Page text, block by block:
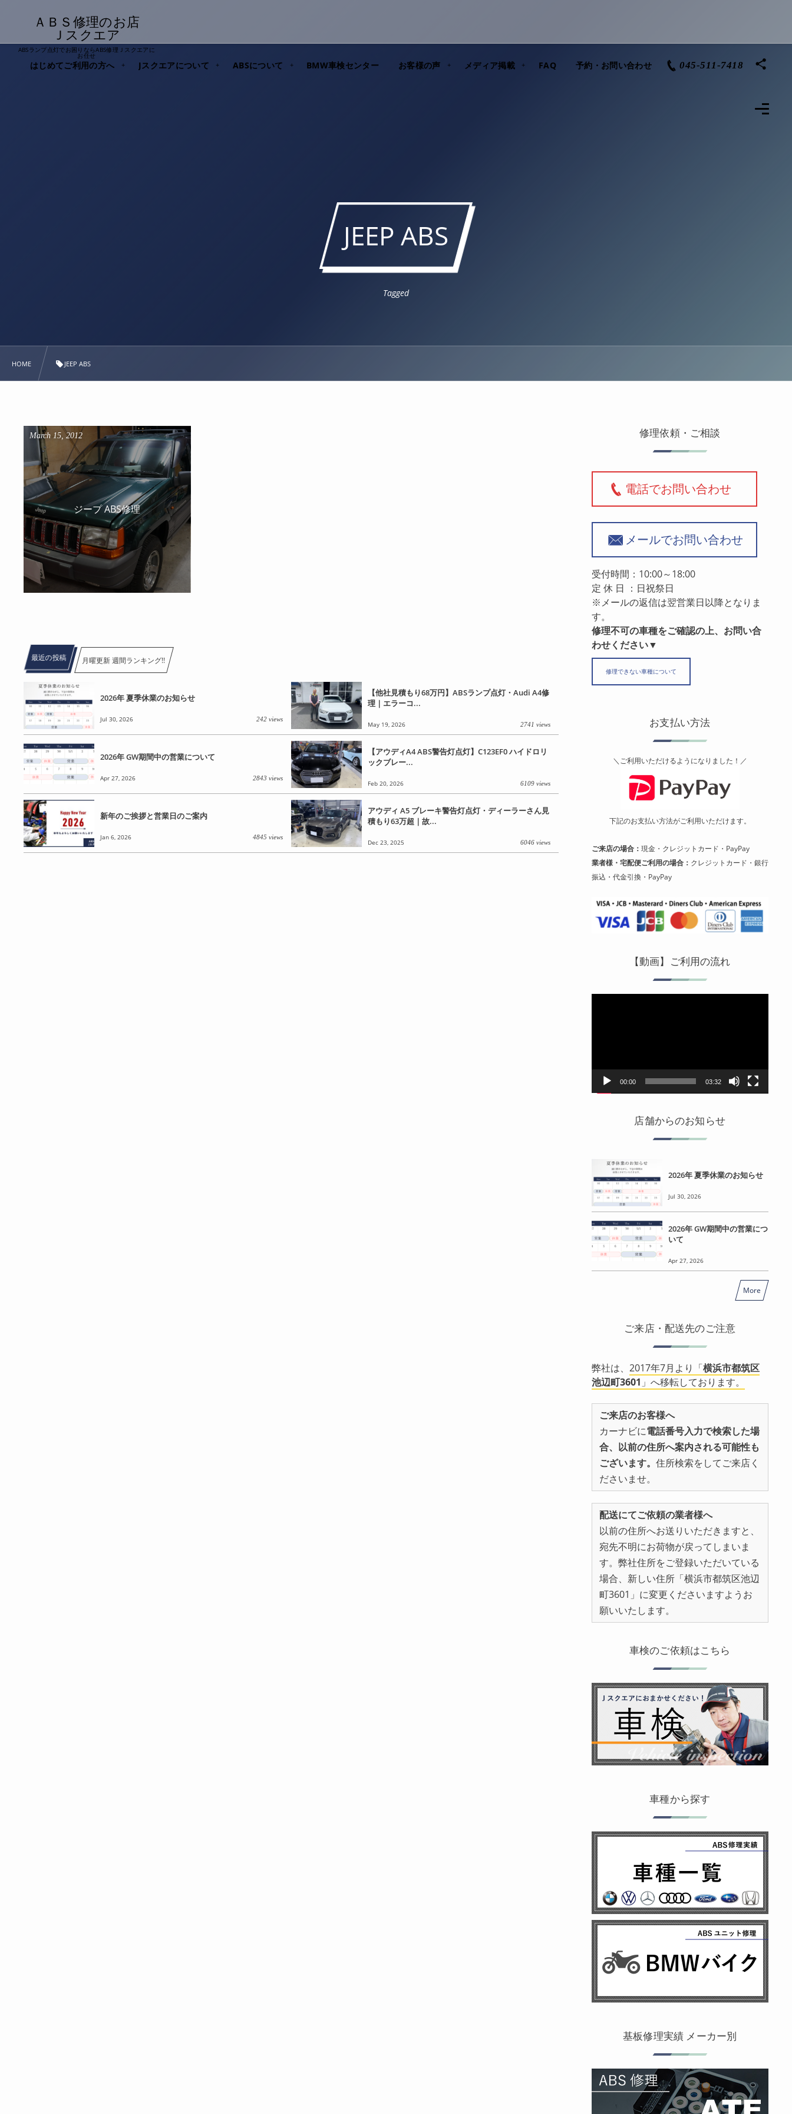
ＡＢＳ修理のお店
Ｊスクエア
ABSランプ点灯でお困りならABS修理Ｊスクエアに
お任せ
はじめてご利用の方へ Jスクエアについて ABSについて BMW車検センター お客様の声 メディア掲載 FAQ 予約・お問い合わせ 045-511-7418
JEEP ABS
Tagged
HOME JEEP ABS
March 15 ,2012
ジープ ABS修理
最近の投稿 月曜更新 週間ランキング!!
2026年 夏季休業のお知らせ
Jul 30, 2026 242 views
【他社見積もり68万円】ABSランプ点灯・Audi A4修
理｜エラーコ...
May 19, 2026 2741 views
2026年 GW期間中の営業について
Apr 27, 2026 2843 views
【アウディA4 ABS警告灯点灯】C123EF0 ハイドロリ
ックブレー...
Feb 20, 2026 6109 views
新年のご挨拶と営業日のご案内
Jan 6, 2026 4845 views
アウディ A5 ブレーキ警告灯点灯・ディーラーさん見
積もり63万超｜故...
Dec 23, 2025 6046 views
修理依頼・ご相談
電話でお問い合わせ
メールでお問い合わせ
受付時間：10:00～18:00
定 休 日 ：日祝祭日
※メールの返信は翌営業日以降となりま
す。
修理不可の車種をご確認の上、お問い合
わせください▼
修理できない車種について
お支払い方法
＼ご利用いただけるようになりました！／
下記のお支払い方法がご利用いただけます。
ご来店の場合： 現金・クレジットカード・PayPay
業者様・宅配便ご利用の場合： クレジットカード・銀行
振込・代金引換・PayPay
【動画】ご利用の流れ
00:00 03:32
店舗からのお知らせ
2026年 夏季休業のお知らせ
Jul 30, 2026
2026年 GW期間中の営業につ
いて
Apr 27, 2026
More
ご来店・配送先のご注意
弊社は、 2017年7月より「横浜市都筑区
池辺町3601 」へ移転しております。
ご来店のお客様へ
カーナビに電話番号入力で検索した場
合、以前の住所へ案内される可能性も
ございます。 住所検索をしてご来店く
ださいませ。
配送にてご依頼の業者様へ
以前の住所へお送りいただきますと、
宛先不明にお荷物が戻ってしまいま
す。弊社住所をご登録いただいている
場合、新しい住所「横浜市都筑区池辺
町3601」に変更くださいますようお
願いいたします。
車検のご依頼はこちら
車種から探す
基板修理実績 メーカー別